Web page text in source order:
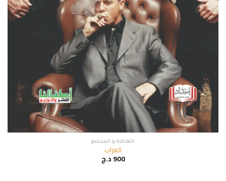
الثقافة و المجتمع
العراب
900د.ج